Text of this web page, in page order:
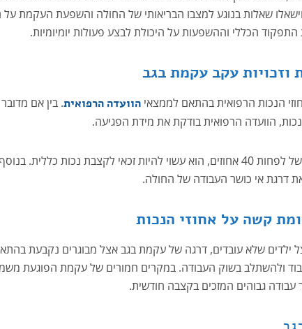
שאלות בנוגע למצבו הבריאותי של החולה והשפעת העקמת על
הכללי וההשפעות על היכולת לבצע פעולות יומיומיות.
וזכויות עקב עקמת בגב
הנכות הרפואית בהתאם לממצאי הוועדה הרפואית. בין אם
נכות, הוועדה הרפואית בודקת את מידת הפגיעה.
במידה והחולה מקבל אחוזי נכות של לפחות 40 אחוזים, הוא עשוי להיות זכאי לקצבת נכות
דרגת אי כושר העבודה של החולה.
קשה על אחוזי הנכות
ילדים שלא עובדים, דרגה של עקמת בגב אצל מבוגרים נקבעת
ולהשתלב בשוק העבודה. במקרים חמורים של עקמת הפוגעת
עבודה גבוהים המזכים בקצבה חודשית.